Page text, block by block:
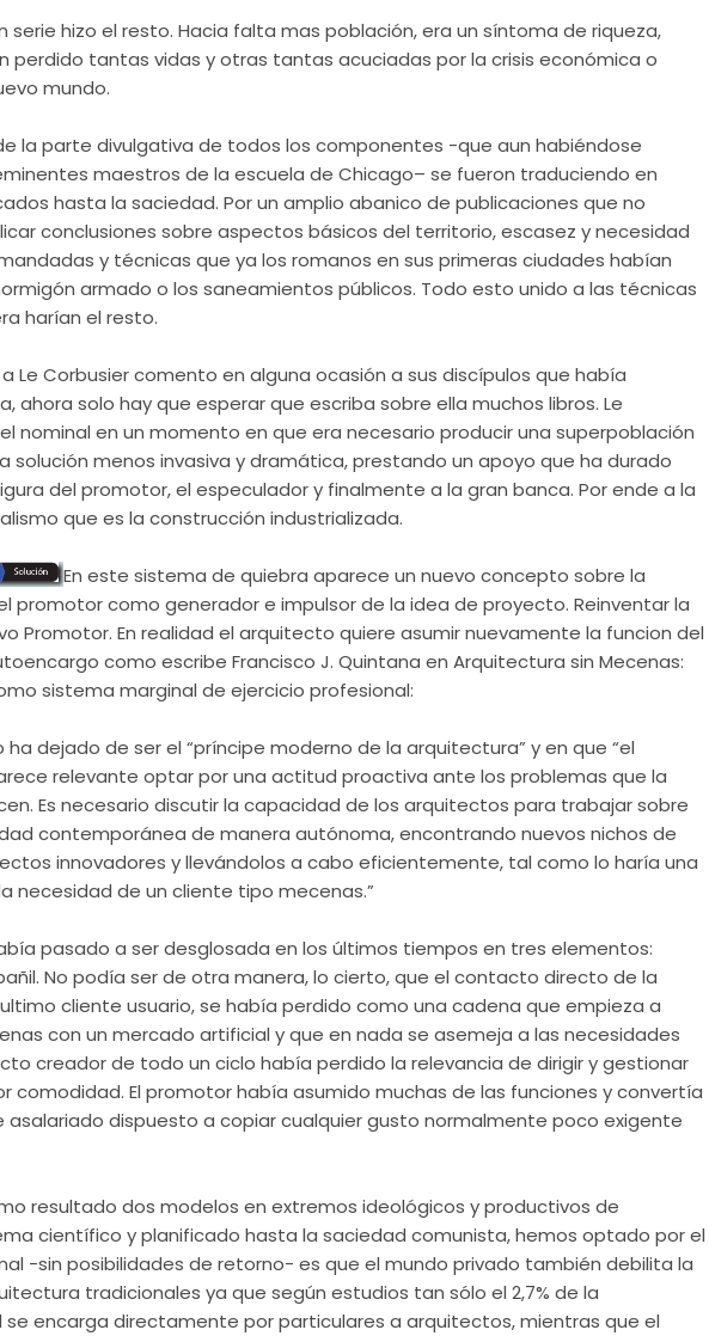
serie hizo el resto. Hacia falta mas población, era un síntoma de riqueza,
perdido tantas vidas y otras tantas acuciadas por la crisis económica o
mundo.
la parte divulgativa de todos los componentes -que aun habiéndose
maestros de la escuela deChicago– se fueron traduciendo en
hasta la saciedad. Por un amplio abanico depublicaciones que no
conclusiones sobre aspectos básicos del territorio,escasez y necesidad
y técnicas que ya los romanos en sus primeras ciudades habían
armado o los saneamientos públicos. Todo esto unido a las técnicas
harían el resto.
LeCorbusiercomento en alguna ocasión a sus discípulos que había
ahora solo hay que esperar que escriba sobre ella muchos libros. Le
nominal en un momento en que era necesario producir unasuperpoblación
solución menosinvasiva y dramática, prestando un apoyo que ha durado
del promotor, el especulador y finalmente a la gran banca. Por ende a la
que es laconstrucción industrializada.
En este sistema de quiebra aparece un nuevo concepto sobre la
promotor como generador e impulsor de la idea de proyecto. Reinventar la
Promotor. En realidad el arquitecto quiere asumir nuevamente la funcion del
como escribe Francisco J. Quintana en Arquitectura sin Mecenas:
sistema marginal de ejercicio profesional:
ha dejado de ser el “príncipe moderno de la arquitectura” y en que “el
relevante optar por una actitudproactiva ante los problemas que la
Es necesario discutir la capacidad de los arquitectos para trabajar sobre
contemporánea de manera autónoma, encontrando nuevos nichos de
innovadores y llevándolos a cabo eficientemente, tal como lo haría una
necesidad de un cliente tipo mecenas.”
pasado a ser desglosada en los últimos tiempos en tres elementos:
No podía ser de otra manera, lo cierto, que el contacto directo de la
cliente usuario, se había perdido como una cadena que empieza a
con un mercado artificial y que en nada se asemeja a las necesidades
creador de todo un ciclohabía perdido la relevancia de dirigir y gestionar
comodidad. El promotor había asumido muchas de las funciones y convertía
asalariado dispuesto a copiar cualquier gusto normalmente poco exigente
resultado dos modelos en extremosideológicos y productivos de
científico y planificado hasta la saciedad comunista, hemos optado por el
-sinposibilidades de retorno- es que el mundo privado también debilita la
tradicionales ya que según estudios tan sólo el 2,7% de la
se encargadirectamente por particulares a arquitectos, mientras que el